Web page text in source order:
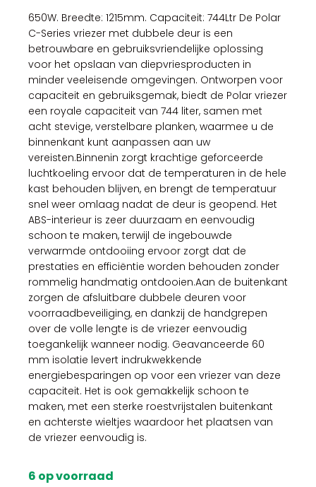
650W. Breedte: 1215mm. Capaciteit: 744Ltr De Polar
C-Series vriezer met dubbele deur is een
betrouwbare en gebruiksvriendelijke oplossing
voor het opslaan van diepvriesproducten in
minder veeleisende omgevingen. Ontworpen voor
capaciteit en gebruiksgemak, biedt de Polar vriezer
een royale capaciteit van 744 liter, samen met
acht stevige, verstelbare planken, waarmee u de
binnenkant kunt aanpassen aan uw
vereisten.Binnenin zorgt krachtige geforceerde
luchtkoeling ervoor dat de temperaturen in de hele
kast behouden blijven, en brengt de temperatuur
snel weer omlaag nadat de deur is geopend. Het
ABS-interieur is zeer duurzaam en eenvoudig
schoon te maken, terwijl de ingebouwde
verwarmde ontdooiing ervoor zorgt dat de
prestaties en efficiëntie worden behouden zonder
rommelig handmatig ontdooien.Aan de buitenkant
zorgen de afsluitbare dubbele deuren voor
voorraadbeveiliging, en dankzij de handgrepen
over de volle lengte is de vriezer eenvoudig
toegankelijk wanneer nodig. Geavanceerde 60
mm isolatie levert indrukwekkende
energiebesparingen op voor een vriezer van deze
capaciteit. Het is ook gemakkelijk schoon te
maken, met een sterke roestvrijstalen buitenkant
en achterste wieltjes waardoor het plaatsen van
de vriezer eenvoudig is.
6 op voorraad